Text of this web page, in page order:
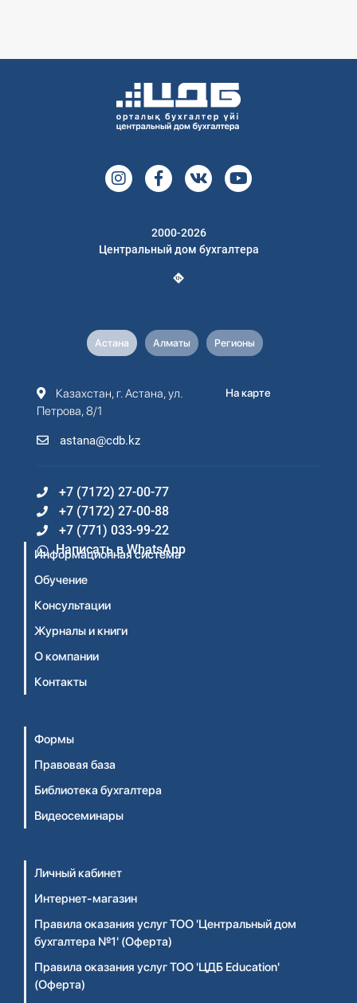
2000-2026
Центральный дом бухгалтера
Астана Алматы Регионы
Казахстан, г. Астана, ул.
Петрова, 8/1
astana@cdb.kz
На карте
+7 (7172) 27-00-77
+7 (7172) 27-00-88
+7 (771) 033-99-22
Написать в WhatsApp
Информационная система
Обучение
Консультации
Журналы и книги
О компании
Контакты
Формы
Правовая база
Библиотека бухгалтера
Видеосеминары
Личный кабинет
Интернет-магазин
Правила оказания услуг ТОО 'Центральный дом
бухгалтера №1' (Оферта)
Правила оказания услуг ТОО 'ЦДБ Education'
(Оферта)